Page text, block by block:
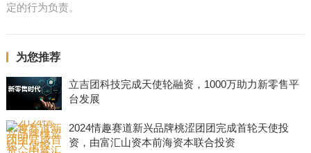
定的行为负责。
为您推荐
立吉团科技完成天使轮融资，1000万助力新零售平
台发展
2024情趣赛道新兴品牌桃涩团团完成首轮天使投
资，由富汇山资本前海资本联合投资